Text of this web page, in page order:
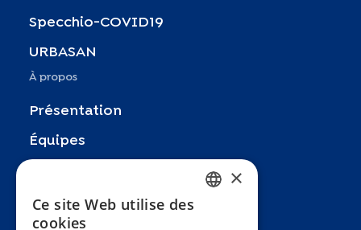
Specchio-COVID19
URBASAN
À propos
Présentation
Équipes
Recherches
FRENCH
×
Ce site Web utilise des
cookies